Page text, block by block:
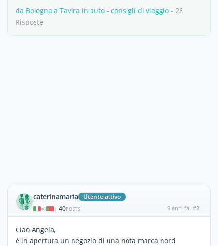
da Bologna a Tavira in auto - consigli di viaggio - 28
Risposte
caterinamaria Utente attivo
| 40POSTS 9 anni fa #2
Ciao Angela,
è in apertura un negozio di una nota marca nord